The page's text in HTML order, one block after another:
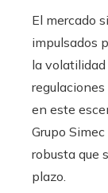
El mercado
impulsados
la
en este
Grupo
robusta que
plazo.